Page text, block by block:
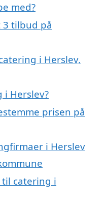
med?
tilbud på
i Herslev,
i Herslev?
prisen på
i Herslev
til catering i